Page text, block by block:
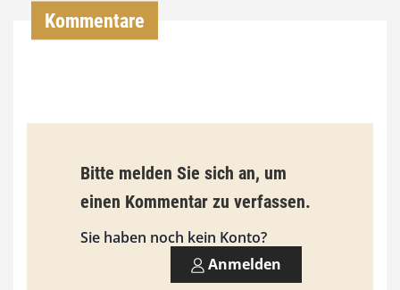
s
,
0
Kommentare
Bitte melden Sie sich an, um
einen Kommentar zu verfassen.
Sie haben noch kein Konto?
Anmelden